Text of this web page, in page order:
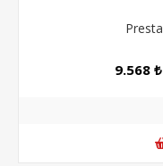
9.568